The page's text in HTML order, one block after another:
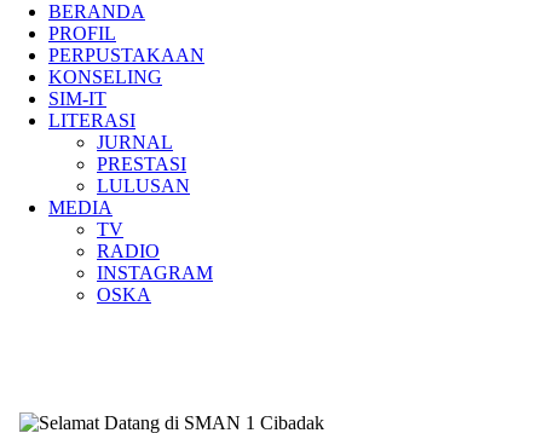
BERANDA
PROFIL
PERPUSTAKAAN
KONSELING
SIM-IT
LITERASI
JURNAL
PRESTASI
LULUSAN
MEDIA
TV
RADIO
INSTAGRAM
OSKA